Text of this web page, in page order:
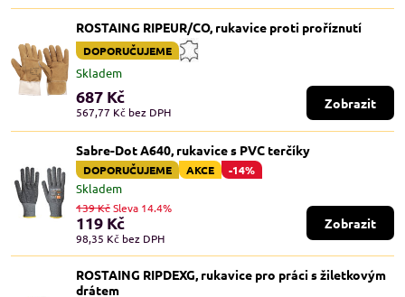
ROSTAING RIPEUR/CO, rukavice proti proříznutí
DOPORUČUJEME
Skladem
687 Kč
567,77 Kč bez DPH
Zobrazit
Sabre-Dot A640, rukavice s PVC terčíky
DOPORUČUJEME AKCE -14%
Skladem
119 Kč
98,35 Kč bez DPH
139 KčSleva 14.4%
Zobrazit
ROSTAING RIPDEXG, rukavice pro práci s žiletkovým
drátem